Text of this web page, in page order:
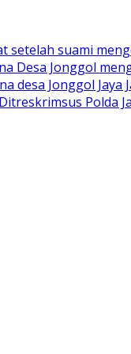
setelah suami
Desa Jonggol
desa Jonggol Jaya